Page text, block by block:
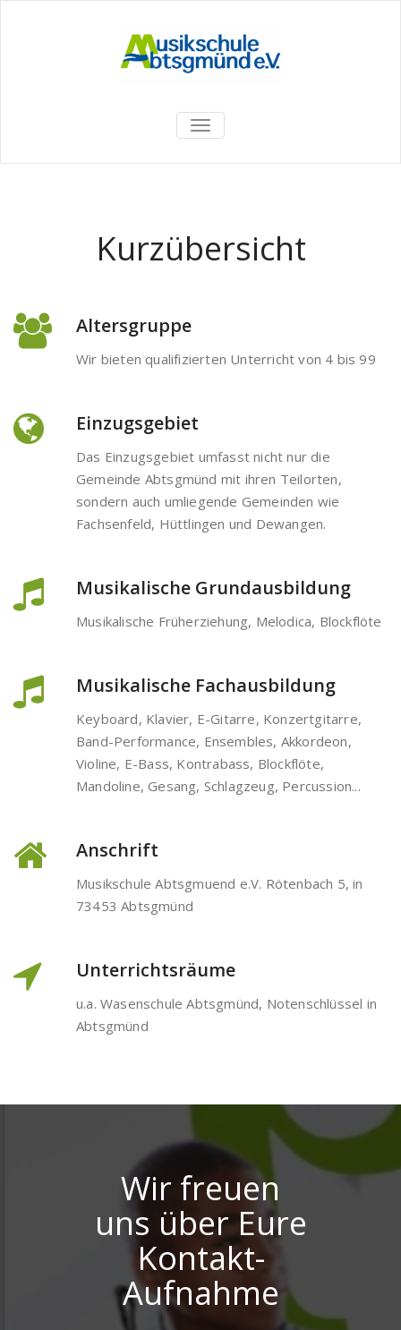
TOGGLE
NAVIGATION
Kurzübersicht
Altersgruppe
Wir bieten qualifizierten Unterricht von 4 bis 99
Einzugsgebiet
Das Einzugsgebiet umfasst nicht nur die
Gemeinde Abtsgmünd mit ihren Teilorten,
sondern auch umliegende Gemeinden wie
Fachsenfeld, Hüttlingen und Dewangen.
Musikalische Grundausbildung
Musikalische Früherziehung, Melodica, Blockflöte
Musikalische Fachausbildung
Keyboard, Klavier, E-Gitarre, Konzertgitarre,
Band-Performance, Ensembles, Akkordeon,
Violine, E-Bass, Kontrabass, Blockflöte,
Mandoline, Gesang, Schlagzeug, Percussion...
Anschrift
Musikschule Abtsgmuend e.V. Rötenbach 5, in
73453 Abtsgmünd
Unterrichtsräume
u.a. Wasenschule Abtsgmünd, Notenschlüssel in
Abtsgmünd
Wir freuen
uns über Eure
Kontakt-
Aufnahme